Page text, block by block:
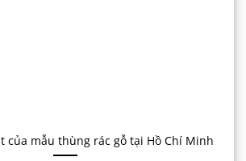
của mẫu thùng rác gỗ tại Hồ Chí Minh